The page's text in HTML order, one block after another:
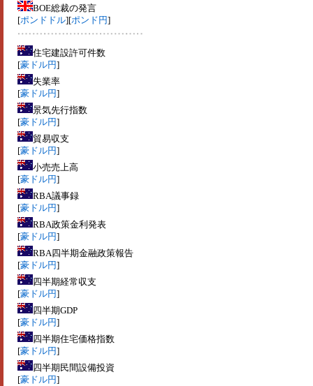
BOE総裁の発言
[ポンドドル][ポンド円]
住宅建設許可件数
[豪ドル円]
失業率
[豪ドル円]
景気先行指数
[豪ドル円]
貿易収支
[豪ドル円]
小売売上高
[豪ドル円]
RBA議事録
[豪ドル円]
RBA政策金利発表
[豪ドル円]
RBA四半期金融政策報告
[豪ドル円]
四半期経常収支
[豪ドル円]
四半期GDP
[豪ドル円]
四半期住宅価格指数
[豪ドル円]
四半期民間設備投資
[豪ドル円]